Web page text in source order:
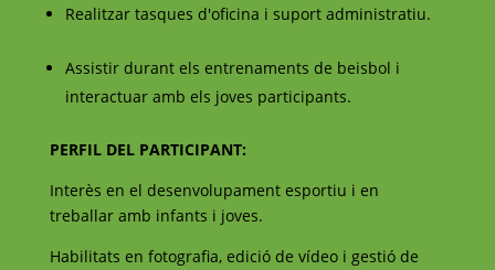
Realitzar tasques d'oficina i suport administratiu.
Assistir durant els entrenaments de beisbol i
interactuar amb els joves participants.
PERFIL DEL PARTICIPANT:
Interès en el desenvolupament esportiu i en
treballar amb infants i joves.
Habilitats en fotografia, edició de vídeo i gestió de